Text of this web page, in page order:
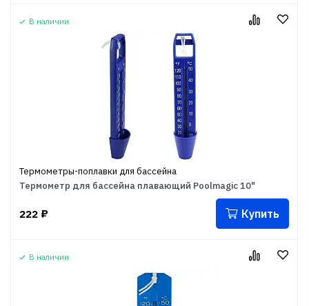
В наличии
Термометры-поплавки для бассейна
Термометр для бассейна плавающий Poolmagic 10"
222 ₽ Купить
В наличии